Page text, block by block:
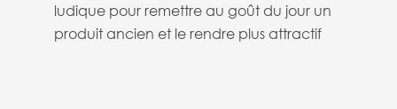
ludique pour remettre au goût du jour un
produit ancien et le rendre plus attractif